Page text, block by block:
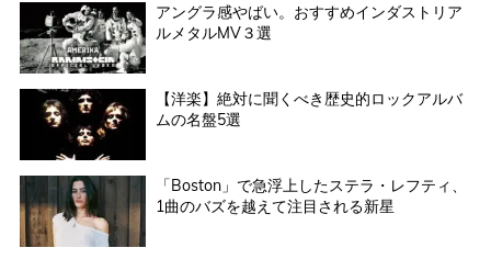
アングラ感やばい。おすすめインダストリア
ルメタルMV３選
【洋楽】絶対に聞くべき歴史的ロックアルバ
ムの名盤5選
「Boston」で急浮上したステラ・レフティ、
1曲のバズを越えて注目される新星